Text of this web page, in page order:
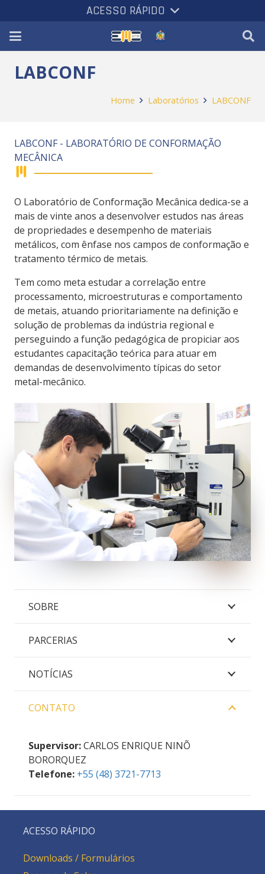
ACESSO RÁPIDO
LABCONF
Home Laboratórios LABCONF
LABCONF - LABORATÓRIO DE CONFORMAÇÃO
MECÂNICA
O Laboratório de Conformação Mecânica dedica-se a
mais de vinte anos a desenvolver estudos nas áreas
de propriedades e desempenho de materiais
metálicos, com ênfase nos campos de conformação e
tratamento térmico de metais.
Tem como meta estudar a correlação entre
processamento, microestruturas e comportamento
de metais, atuando prioritariamente na definição e
solução de problemas da indústria regional e
perseguindo a função pedagógica de propiciar aos
estudantes capacitação teórica para atuar em
demandas de desenvolvimento típicas do setor
metal-mecânico.
SOBRE
PARCERIAS
NOTÍCIAS
CONTATO
Supervisor:CARLOS ENRIQUE NINÕ
BORORQUEZ
Telefone: +55 (48) 3721-7713
ACESSO RÁPIDO
Downloads / Formulários